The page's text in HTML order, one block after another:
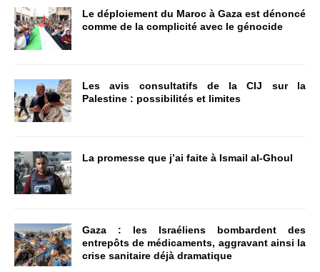
Le déploiement du Maroc à Gaza est dénoncé
comme de la complicité avec le génocide
Les avis consultatifs de la CIJ sur la
Palestine : possibilités et limites
La promesse que j’ai faite à Ismail al-Ghoul
Gaza : les Israéliens bombardent des
entrepôts de médicaments, aggravant ainsi la
crise sanitaire déjà dramatique